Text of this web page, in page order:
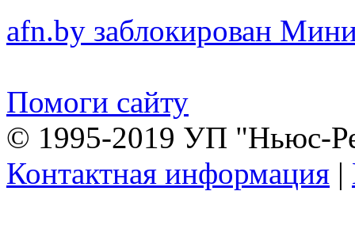
afn.by заблокирован
Помоги сайту
© 1995-2019 УП "Ньюс-
Контактная информация |